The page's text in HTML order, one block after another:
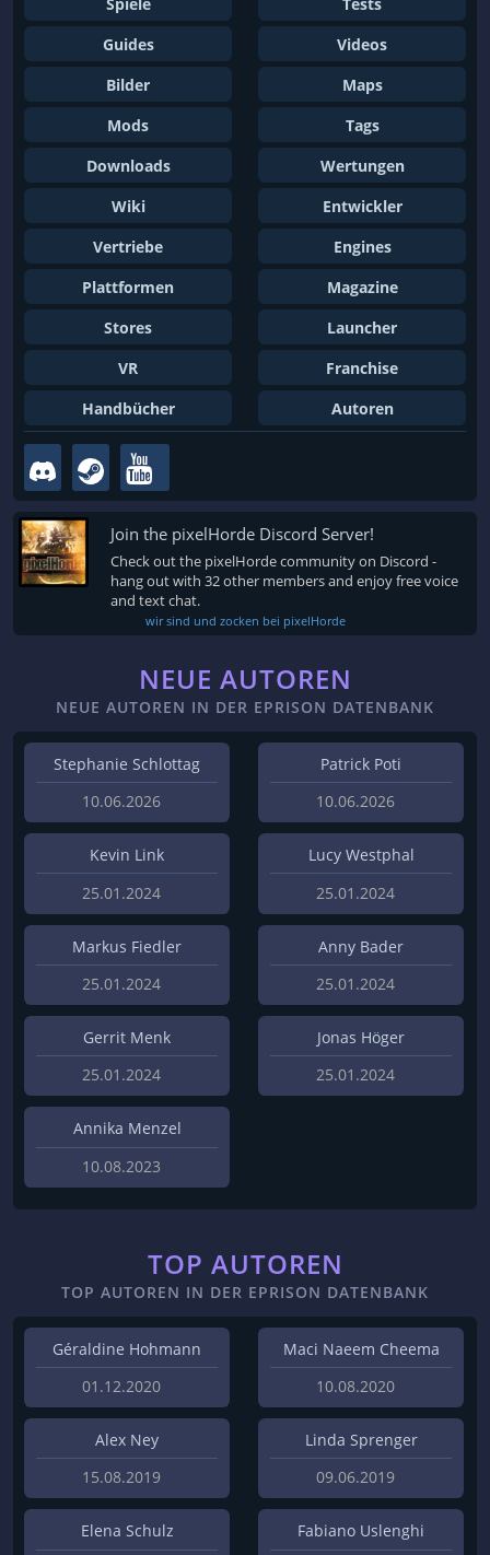
Guides
Videos
Bilder
Maps
Mods
Tags
Downloads
Wertungen
Wiki
Entwickler
Vertriebe
Engines
Plattformen
Magazine
Stores
Launcher
VR
Franchise
Handbücher
Autoren
Join the pixelHorde Discord Server!
Check out the pixelHorde community on Discord -
hang out with 32 other members and enjoy free voice
and text chat.
wir sind und zocken bei pixelHorde
NEUE AUTOREN
NEUE AUTOREN IN DER EPRISON DATENBANK
Stephanie Schlottag
10.06.2026
Patrick Poti
10.06.2026
Kevin Link
25.01.2024
Lucy Westphal
25.01.2024
Markus Fiedler
25.01.2024
Anny Bader
25.01.2024
Gerrit Menk
25.01.2024
Jonas Höger
25.01.2024
Annika Menzel
10.08.2023
TOP AUTOREN
TOP AUTOREN IN DER EPRISON DATENBANK
Géraldine Hohmann
01.12.2020
Maci Naeem Cheema
10.08.2020
Alex Ney
15.08.2019
Linda Sprenger
09.06.2019
Elena Schulz Fabiano Uslenghi